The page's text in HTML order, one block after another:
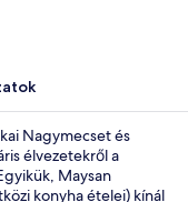
Nagymecset és
élvezetekről a
Maysan
konyha ételei) kínál